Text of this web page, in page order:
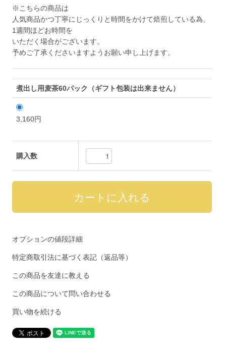
※こちらの商品は
人気商品かつ丁寧にじっくりと時間をかけて焙煎している為、
1週間ほどお時間を
いただく場合がございます。
予めご了承くださいますようお願い申し上げます。
煮出し用麦茶60パック（ギフト包装は出来ません）
3,160円
購入数
オプションの値段詳細
特定商取引法に基づく表記（返品等）
この商品を友達に教える
この商品について問い合わせる
買い物を続ける